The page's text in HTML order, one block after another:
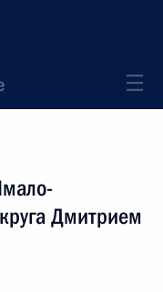
Дмитрием